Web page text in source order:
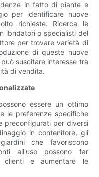
in fatto di piante e
per identificare nuove
richieste. Ricerca le
ibridatori o specialisti del
per trovare varietà di
di queste nuove
suscitare interesse tra
di vendita.
essere un ottimo
le preferenze specifiche
preconfigurati per diversi
in contenitore, gli
che favoriscono
all'uso possono far
e aumentare le